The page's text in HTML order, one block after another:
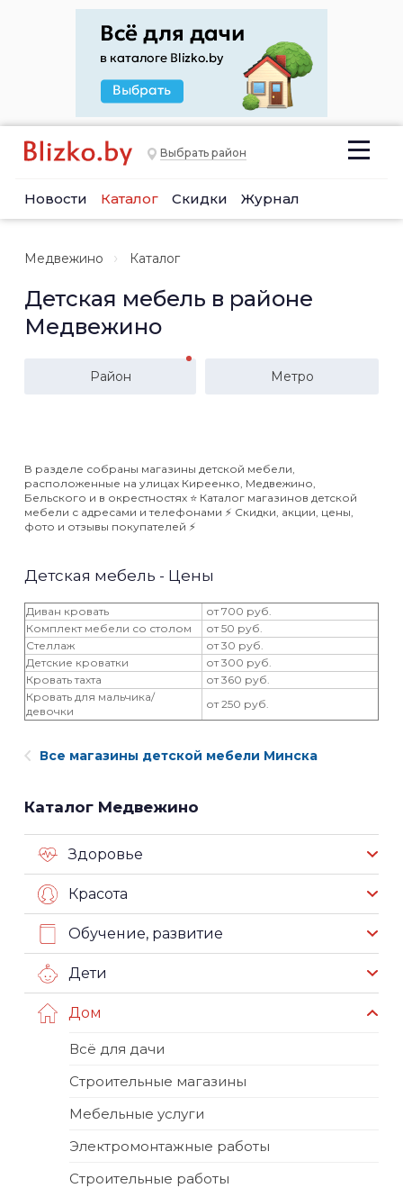
Выбрать район
Новости Каталог Скидки Журнал
Медвежино Каталог
Детская мебель в районе
Медвежино
Район Метро
В разделе собраны магазины детской мебели,
расположенные на улицах Киреенко, Медвежино,
Бельского и в окрестностях ⭐️ Каталог магазинов детской
мебели с адресами и телефонами ⚡️ Скидки, акции, цены,
фото и отзывы покупателей ⚡️
Детская мебель - Цены
Диван кровать
от 700 руб.
Комплект мебели со столом
от 50 руб.
Стеллаж
от 30 руб.
Детские кроватки
от 300 руб.
Кровать тахта
от 360 руб.
Кровать для мальчика/
девочки
от 250 руб.
Все магазины детской мебели Минска
Каталог Медвежино
Здоровье
Красота
Обучение, развитие
Дети
Дом
Всё для дачи
Строительные магазины
Мебельные услуги
Электромонтажные работы
Строительные работы